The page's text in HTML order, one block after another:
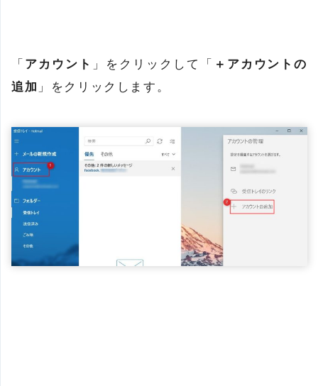
「 アカウント 」をクリックして「
＋アカウントの
追加 」をクリックします。